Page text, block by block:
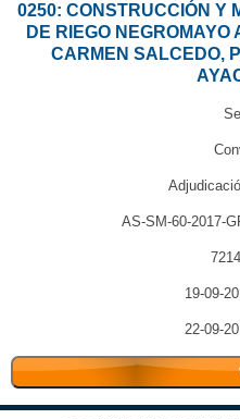
0250: CONSTRUCCIÓN Y
DE RIEGO
CARMEN SALCEDO,
AS-SM-60-2017-
19-09-
22-09-